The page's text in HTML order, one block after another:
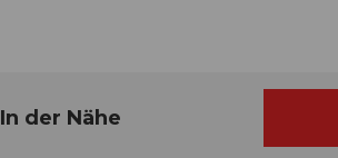
In der Nähe